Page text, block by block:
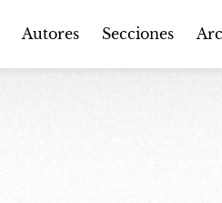
Autores Secciones